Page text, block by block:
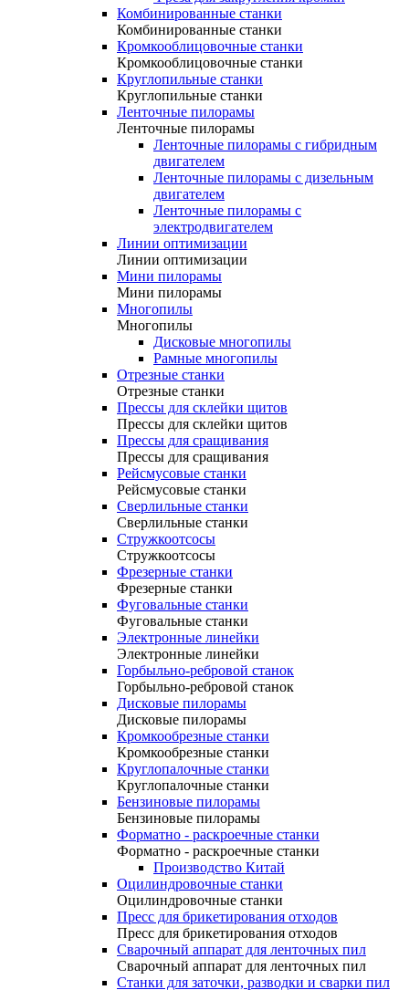
Комбинированные станки
Комбинированные станки
Кромкооблицовочные станки
Кромкооблицовочные станки
Круглопильные станки
Круглопильные станки
Ленточные пилорамы
Ленточные пилорамы
Ленточные пилорамы с гибридным
двигателем
Ленточные пилорамы с дизельным
двигателем
Ленточные пилорамы с
электродвигателем
Линии оптимизации
Линии оптимизации
Мини пилорамы
Мини пилорамы
Многопилы
Многопилы
Дисковые многопилы
Рамные многопилы
Отрезные станки
Отрезные станки
Прессы для склейки щитов
Прессы для склейки щитов
Прессы для сращивания
Прессы для сращивания
Рейсмусовые станки
Рейсмусовые станки
Сверлильные станки
Сверлильные станки
Стружкоотсосы
Стружкоотсосы
Фрезерные станки
Фрезерные станки
Фуговальные станки
Фуговальные станки
Электронные линейки
Электронные линейки
Горбыльно-ребровой станок
Горбыльно-ребровой станок
Дисковые пилорамы
Дисковые пилорамы
Кромкообрезные станки
Кромкообрезные станки
Круглопалочные станки
Круглопалочные станки
Бензиновые пилорамы
Бензиновые пилорамы
Форматно - раскроечные станки
Форматно - раскроечные станки
Производство Китай
Оцилиндровочные станки
Оцилиндровочные станки
Пресс для брикетирования отходов
Пресс для брикетирования отходов
Сварочный аппарат для ленточных пил
Сварочный аппарат для ленточных пил
Станки для заточки, разводки и сварки пил